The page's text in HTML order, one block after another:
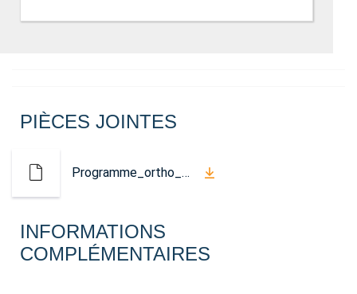
PIÈCES JOINTES
Programme_ortho_octobre_2025.pdf
INFORMATIONS
COMPLÉMENTAIRES